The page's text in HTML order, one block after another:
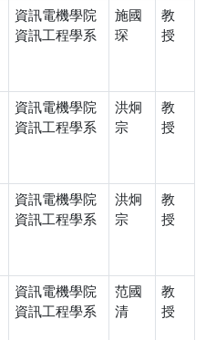
資訊電機學院
資訊工程學系
施國
琛
教
授
資訊電機學院
資訊工程學系
洪炯
宗
教
授
資訊電機學院
資訊工程學系
洪炯
宗
教
授
資訊電機學院
資訊工程學系
范國
清
教
授